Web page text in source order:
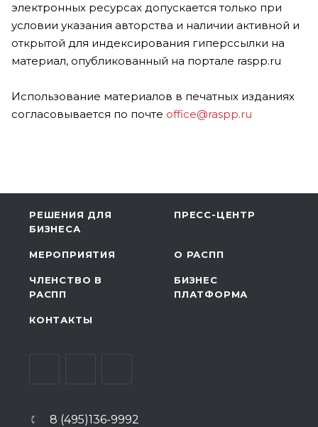
электронных ресурсах допускается только при
условии указания авторства и наличии активной и
открытой для индексирования гиперссылки на
материал, опубликованный на портале raspp.ru
Использование материалов в печатных изданиях
согласовывается по почте office@raspp.ru
РЕШЕНИЯ ДЛЯ
БИЗНЕСА
ПРЕСС-ЦЕНТР
МЕРОПРИЯТИЯ О РАСПП
ЧЛЕНСТВО В
РАСПП
БИЗНЕС
ПЛАТФОРМА
КОНТАКТЫ
8 (495)136-9992